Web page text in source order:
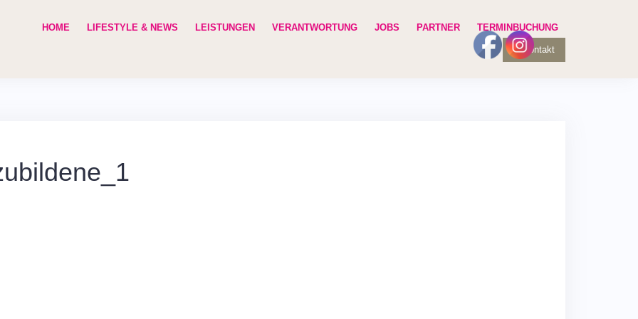
HOME LIFESTYLE & NEWS LEISTUNGEN VERANTWORTUNG JOBS PARTNER TERMINBUCHUNG
Kontakt